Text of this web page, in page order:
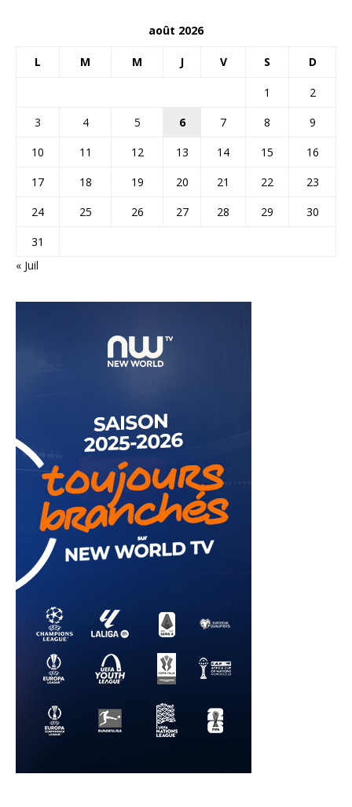
août 2026
L M M J V S D
1
2
3
4 5 6 7 8
9
10
11 12 13 14 15
16
17
18 19 20 21 22
23
24
25 26 27 28 29
30
31
« Juil